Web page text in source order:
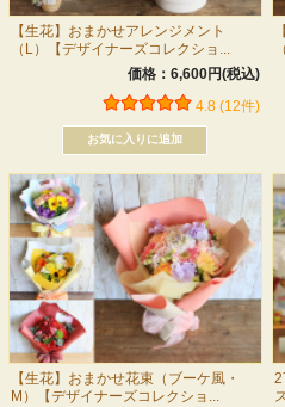
【生花】おまかせアレンジメント
（L）【デザイナーズコレクショ...
価格：6,600円(税込)
4.8 (12件)
【生花】おまかせ花束（ブーケ風・
M）【デザイナーズコレクショ...